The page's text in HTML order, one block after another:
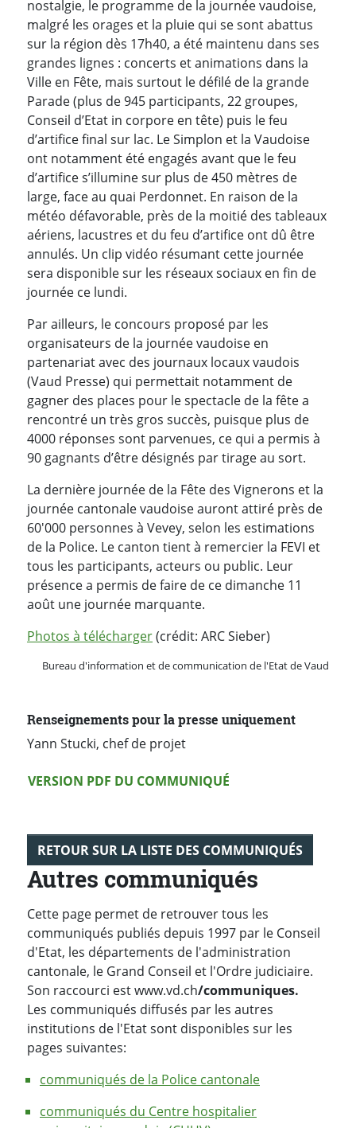
nostalgie, le programme de la journée vaudoise,
malgré les orages et la pluie qui se sont abattus
sur la région dès 17h40, a été maintenu dans ses
grandes lignes : concerts et animations dans la
Ville en Fête, mais surtout le défilé de la grande
Parade (plus de 945 participants, 22 groupes,
Conseil d’Etat in corpore en tête) puis le feu
d’artifice final sur lac. Le Simplon et la Vaudoise
ont notamment été engagés avant que le feu
d’artifice s’illumine sur plus de 450 mètres de
large, face au quai Perdonnet. En raison de la
météo défavorable, près de la moitié des tableaux
aériens, lacustres et du feu d’artifice ont dû être
annulés. Un clip vidéo résumant cette journée
sera disponible sur les réseaux sociaux en fin de
journée ce lundi.
Par ailleurs, le concours proposé par les
organisateurs de la journée vaudoise en
partenariat avec des journaux locaux vaudois
(Vaud Presse) qui permettait notamment de
gagner des places pour le spectacle de la fête a
rencontré un très gros succès, puisque plus de
4000 réponses sont parvenues, ce qui a permis à
90 gagnants d’être désignés par tirage au sort.
La dernière journée de la Fête des Vignerons et la
journée cantonale vaudoise auront attiré près de
60'000 personnes à Vevey, selon les estimations
de la Police. Le canton tient à remercier la FEVI et
tous les participants, acteurs ou public. Leur
présence a permis de faire de ce dimanche 11
août une journée marquante.
Photos à télécharger(crédit: ARC Sieber)
Bureau d'information et de communication de l'Etat de Vaud
Renseignements pour la presse uniquement
Yann Stucki, chef de projet
Version PDF
VERSION PDF DU COMMUNIQUÉ
RETOUR SUR LA LISTE DES COMMUNIQUÉS
Autres communiqués
Cette page permet de retrouver tous les
communiqués publiés depuis 1997 par le Conseil
d'Etat, les départements de l'administration
cantonale, le Grand Conseil et l'Ordre judiciaire.
Son raccourci est www.vd.ch/communiques.
Les communiqués diffusés par les autres
institutions de l'Etat sont disponibles sur les
pages suivantes:
communiqués de la Police cantonale
communiqués du Centre hospitalier